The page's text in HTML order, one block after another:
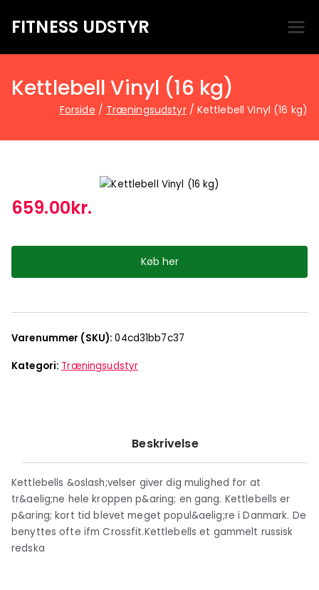
FITNESS UDSTYR
Kettlebell Vinyl (16 kg)
Forside Træningsudstyr Kettlebell Vinyl (16 kg)
659.00kr.
Køb her
Varenummer (SKU):04cd31bb7c37
Kategori: Træningsudstyr
Beskrivelse
Kettlebells &oslash;velser giver dig mulighed for at
tr&aelig;ne hele kroppen p&aring; en gang. Kettlebells er
p&aring; kort tid blevet meget popul&aelig;re i Danmark. De
benyttes ofte ifm Crossfit.Kettlebells et gammelt russisk
redska